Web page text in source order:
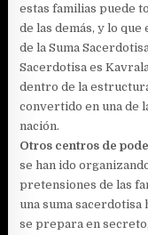
estas familias puede
de las demás, y lo
de la Suma
Sacerdotisa es
dentro de la
convertido en una de
nación.
Otros centros de
se han ido
pretensiones de las
una suma sacerdotisa
se prepara en